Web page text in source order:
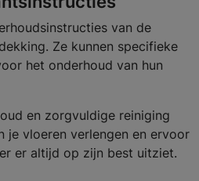
van de
Ze kunnen specifieke
het onderhoud van hun
en zorgvuldige reiniging
je vloeren verlengen en ervoor
er altijd op zijn best uitziet.